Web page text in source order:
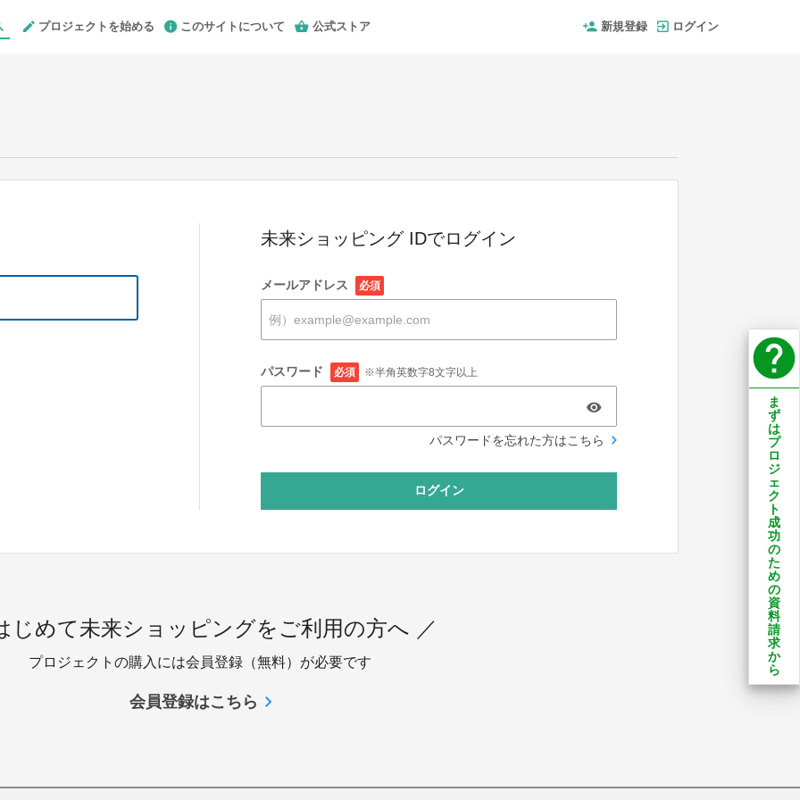
プロジェクトを始める このサイトについて 公式ストア 新規登録 ログイン
未来ショッピング IDでログイン
メールアドレス 必須
パスワード 必須 ※半角英数字8文字以上
パスワードを忘れた方はこちら
ログイン
じめて未来ショッピングをご利用の方へ ／
プロジェクトの購入には会員登録（無料）が必要です
会員登録はこちら
help
ま
ず
は
プ
ロ
ジ
ェ
ク
ト
成
功
の
た
め
の
資
料
請
求
か
ら